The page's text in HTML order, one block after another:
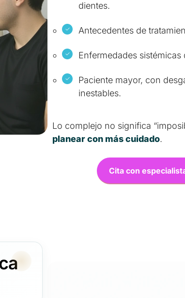
dientes.
Antecedentes de
Enfermedades
Paciente mayor, con
inestables.
Lo complejo no significa
planear con más cuidado.
Cita con